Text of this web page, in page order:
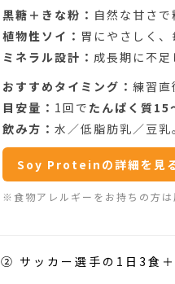
黒糖＋きな粉： 自然な甘さ
植物性ソイ： 胃にやさしく
ミネラル設計： 成長期に不
おすすめタイミング： 練習
目安量： 1回で たんぱく質15
飲み方： 水／低脂肪乳／豆
Soy Proteinの詳細を見
※食物アレルギーをお持ちの方は
② サッカー選手の1日3食